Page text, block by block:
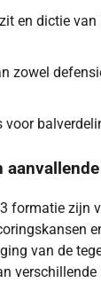
en dictie
zowel
voor
formatie zijn
van de